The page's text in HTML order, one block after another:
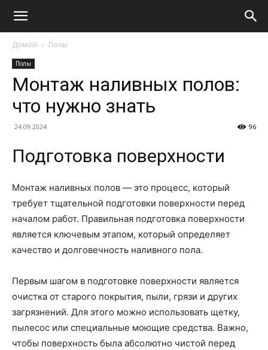
Домой Полы
Полы
Монтаж наливных полов:
что нужно знать
24.09.2024 96
Подготовка поверхности
Монтаж наливных полов — это процесс, который
требует тщательной подготовки поверхности перед
началом работ. Правильная подготовка поверхности
является ключевым этапом, который определяет
качество и долговечность наливного пола.
Первым шагом в подготовке поверхности является
очистка от старого покрытия, пыли, грязи и других
загрязнений. Для этого можно использовать щетку,
пылесос или специальные моющие средства. Важно,
чтобы поверхность была абсолютно чистой перед